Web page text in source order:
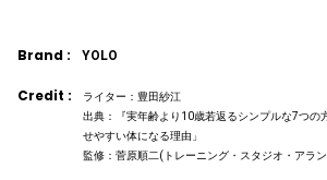
Brand : YOLO
Credit :
ライター：豊田紗江
出典：『実年齢より10歳若返るシンプルな7つの
せやすい体になる理由」
監修：菅原順二(トレーニング・スタジオ・アラ